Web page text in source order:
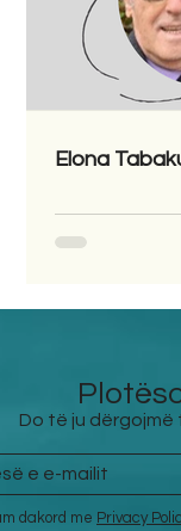
Elona
Do të ju
dakord me Privacy